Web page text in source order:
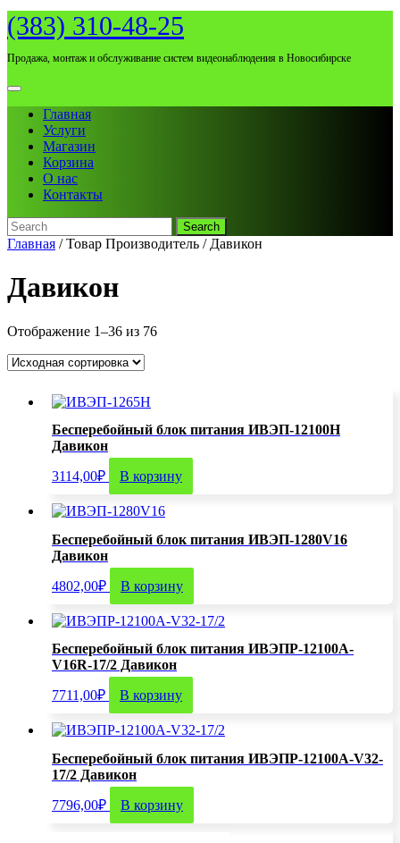
Skip
to
(383) 310-48-25
Продажа, монтаж и обслуживание систем видеонаблюдения в Новосибирске
Open
MenuГлавная
Услуги
Магазин
Корзина
О нас
Контакты
Search
for:
Close
Главная / Товар Производитель / Давикон
Давикон
Отображение 1–36 из 76
Бесперебойный блок питания ИВЭП-12100Н
Давикон
3114,00₽ В корзину
Бесперебойный блок питания ИВЭП-1280V16
Давикон
4802,00₽ В корзину
Бесперебойный блок питания ИВЭПР-12100А-
V16R-17/2 Давикон
7711,00₽ В корзину
Бесперебойный блок питания ИВЭПР-12100А-V32-
17/2 Давикон
7796,00₽ В корзину